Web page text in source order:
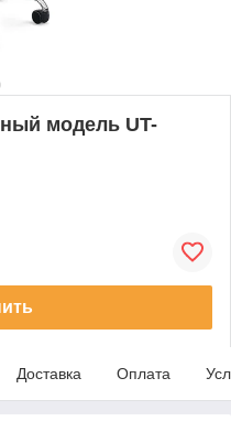
модель UT-
Доставка Оплата